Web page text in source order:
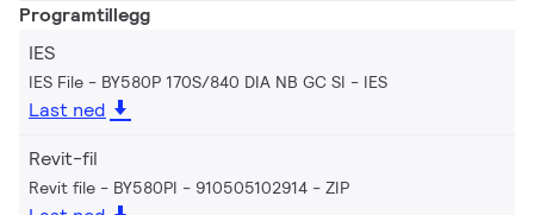
Programtillegg
IES
IES File - BY580P 170S/840 DIA NB GC SI IES
Last ned
Revit-fil
Revit file - BY580PI - 910505102914 ZIP